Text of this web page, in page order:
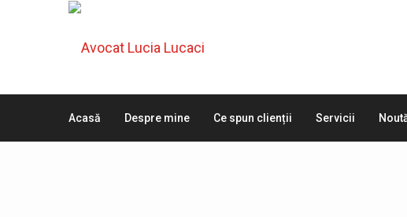
Acasă Despre mine Ce spun clienții Servicii